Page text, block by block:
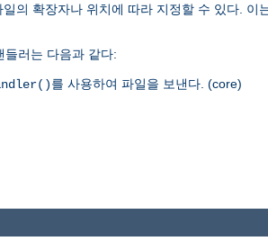
의 확장자나 위치에 따라 지정할 수 있다. 이
들러는 다음과 같다:
를 사용하여 파일을 보낸다. (core)